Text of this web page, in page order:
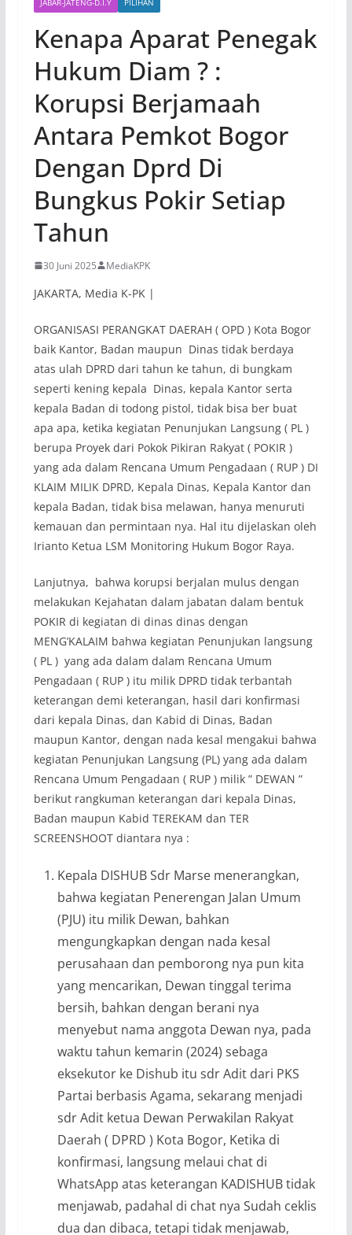
JABAR-JATENG-D.I.Y PILIHAN
Kenapa Aparat Penegak
Hukum Diam ? :
Korupsi Berjamaah
Antara Pemkot Bogor
Dengan Dprd Di
Bungkus Pokir Setiap
Tahun
30 Juni 2025 MediaKPK
JAKARTA, Media K-PK |
ORGANISASI PERANGKAT DAERAH ( OPD ) Kota Bogor
baik Kantor, Badan maupun Dinas tidak berdaya
atas ulah DPRD dari tahun ke tahun, di bungkam
seperti kening kepala Dinas, kepala Kantor serta
kepala Badan di todong pistol, tidak bisa ber buat
apa apa, ketika kegiatan Penunjukan Langsung ( PL )
berupa Proyek dari Pokok Pikiran Rakyat ( POKIR )
yang ada dalam Rencana Umum Pengadaan ( RUP ) DI
KLAIM MILIK DPRD, Kepala Dinas, Kepala Kantor dan
kepala Badan, tidak bisa melawan, hanya menuruti
kemauan dan permintaan nya. Hal itu dijelaskan oleh
Irianto Ketua LSM Monitoring Hukum Bogor Raya.
Lanjutnya, bahwa korupsi berjalan mulus dengan
melakukan Kejahatan dalam jabatan dalam bentuk
POKIR di kegiatan di dinas dinas dengan
MENG’KALAIM bahwa kegiatan Penunjukan langsung
( PL ) yang ada dalam dalam Rencana Umum
Pengadaan ( RUP ) itu milik DPRD tidak terbantah
keterangan demi keterangan, hasil dari konfirmasi
dari kepala Dinas, dan Kabid di Dinas, Badan
maupun Kantor, dengan nada kesal mengakui bahwa
kegiatan Penunjukan Langsung (PL) yang ada dalam
Rencana Umum Pengadaan ( RUP ) milik ” DEWAN ”
berikut rangkuman keterangan dari kepala Dinas,
Badan maupun Kabid TEREKAM dan TER
SCREENSHOOT diantara nya :
Kepala DISHUB Sdr Marse menerangkan,
bahwa kegiatan Penerengan Jalan Umum
(PJU) itu milik Dewan, bahkan
mengungkapkan dengan nada kesal
perusahaan dan pemborong nya pun kita
yang mencarikan, Dewan tinggal terima
bersih, bahkan dengan berani nya
menyebut nama anggota Dewan nya, pada
waktu tahun kemarin (2024) sebaga
eksekutor ke Dishub itu sdr Adit dari PKS
Partai berbasis Agama, sekarang menjadi
sdr Adit ketua Dewan Perwakilan Rakyat
Daerah ( DPRD ) Kota Bogor, Ketika di
konfirmasi, langsung melaui chat di
WhatsApp atas keterangan KADISHUB tidak
menjawab, padahal di chat nya Sudah ceklis
dua dan dibaca, tetapi tidak menjawab,